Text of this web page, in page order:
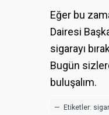
Eğer bu
Dairesi
sigarayı
Bugün
buluşalım.
— Etiketler: